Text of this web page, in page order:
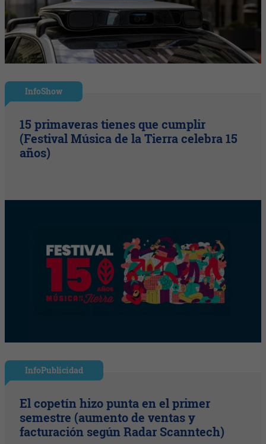
InfoShow
15 primaveras tienes que cumplir
(Festival Música de la Tierra celebra 15
años)
InfoPublicidad
El copetín hizo punta en el primer
semestre (aumento de ventas y
facturación según Radar Scanntech)